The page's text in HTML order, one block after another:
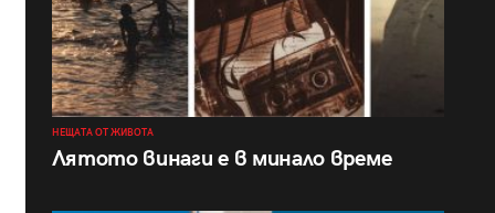
НЕЩАТА ОТ ЖИВОТА
Лятото винаги е в минало време